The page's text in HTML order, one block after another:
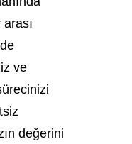
ve
değerini